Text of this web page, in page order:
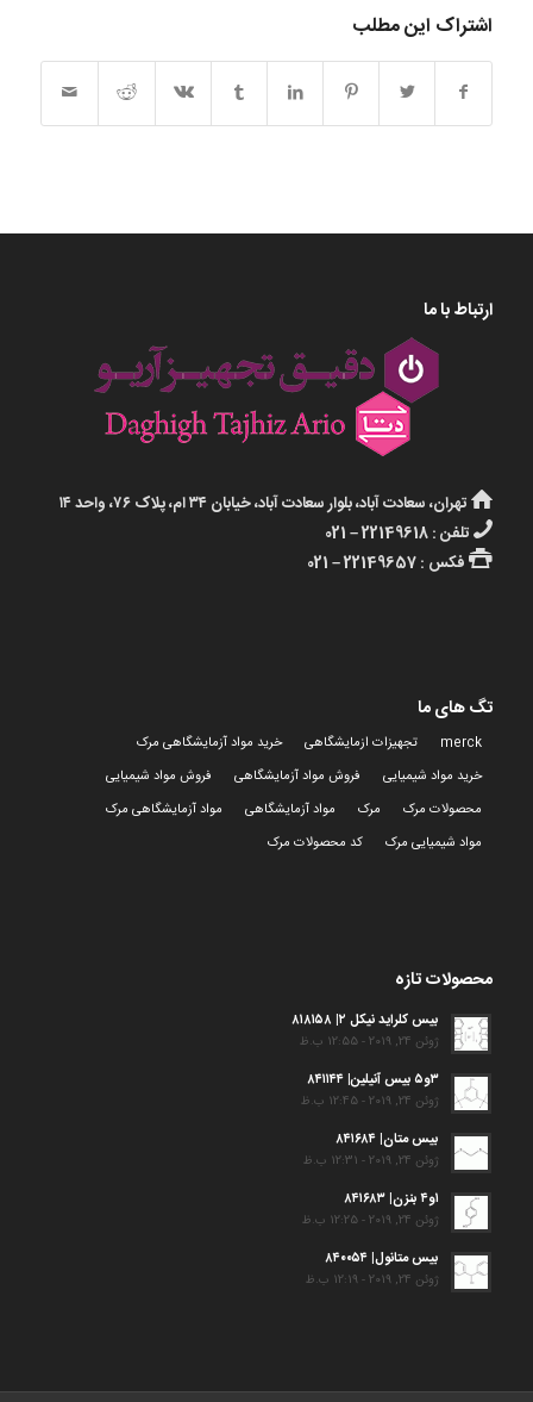
اشتراک این مطلب
ارتباط با ما
تهران، سعادت آباد، بلوار سعادت آباد، خیابان ۳۴ ام، پلاک ۷۶، واحد ۱۴
تلفن : 22149618 – 021
فکس : 22149657 – 021
تگ های ما
merck تجهیزات ازمایشگاهی
خرید مواد آزمایشگاهی مرک
خرید مواد شیمیایی
فروش مواد آزمایشگاهی
فروش مواد شیمیایی
محصولات مرک
مرک مواد آزمایشگاهی
مواد آزمایشگاهی مرک
مواد شیمیایی مرک
کد محصولات مرک
محصولات تازه
بیس کلراید نیکل ۲| ۸۱۸۱۵۸
ژوئن 24, 2019 - 12:55 ب.ظ
۳و۵ بیس آنیلین| ۸۴۱۱۴۴
ژوئن 24, 2019 - 12:45 ب.ظ
بیس متان| ۸۴۱۶۸۴
ژوئن 24, 2019 - 12:31 ب.ظ
۱و۴ بنزن| ۸۴۱۶۸۳
ژوئن 24, 2019 - 12:25 ب.ظ
بیس متانول| ۸۴۰۰۵۴
ژوئن 24, 2019 - 12:19 ب.ظ